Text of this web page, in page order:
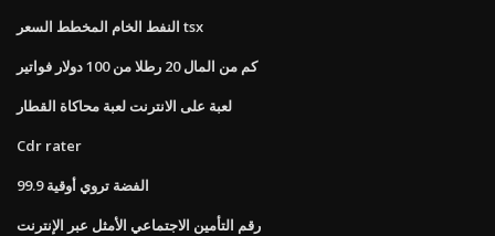
النفط الخام المخطط السعر tsx
كم من المال 20 رطلا من 100 دولار فواتير
لعبة على الانترنت لعبة محاكاة القطار
Cdr rater
99.9 الفضة تروي أوقية
رقم التأمين الاجتماعي الأمثل عبر الإنترنت